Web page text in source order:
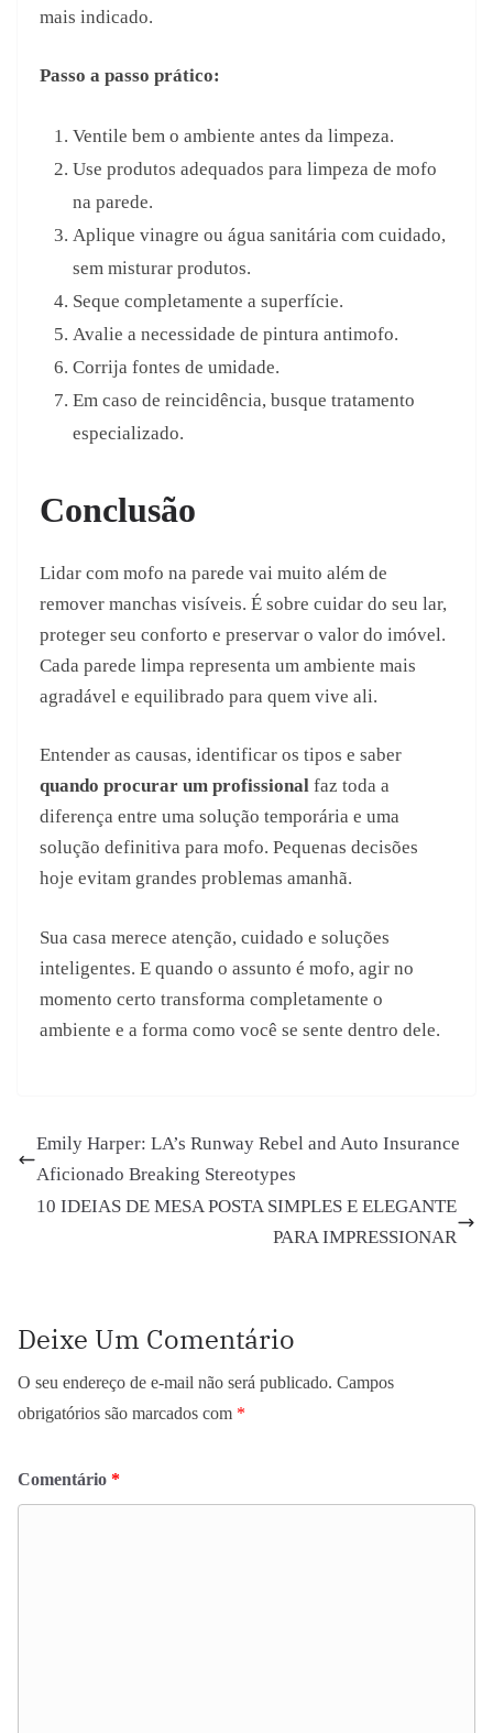
mais indicado.
Passo a passo prático:
Ventile bem o ambiente antes da limpeza.
Use produtos adequados para limpeza de mofo
na parede.
Aplique vinagre ou água sanitária com cuidado,
sem misturar produtos.
Seque completamente a superfície.
Avalie a necessidade de pintura antimofo.
Corrija fontes de umidade.
Em caso de reincidência, busque tratamento
especializado.
Conclusão
Lidar com mofo na parede vai muito além de
remover manchas visíveis. É sobre cuidar do seu lar,
proteger seu conforto e preservar o valor do imóvel.
Cada parede limpa representa um ambiente mais
agradável e equilibrado para quem vive ali.
Entender as causas, identificar os tipos e saber
quando procurar um profissional faz toda a
diferença entre uma solução temporária e uma
solução definitiva para mofo. Pequenas decisões
hoje evitam grandes problemas amanhã.
Sua casa merece atenção, cuidado e soluções
inteligentes. E quando o assunto é mofo, agir no
momento certo transforma completamente o
ambiente e a forma como você se sente dentro dele.
Emily Harper: LA’s Runway Rebel and Auto Insurance
Aficionado Breaking Stereotypes
10 IDEIAS DE MESA POSTA SIMPLES E ELEGANTE
PARA IMPRESSIONAR
Deixe Um Comentário
O seu endereço de e-mail não será publicado. Campos
obrigatórios são marcados com *
Comentário *